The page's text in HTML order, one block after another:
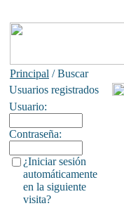
Principal / Buscar
Usuarios registrados
Usuario:
Contraseña:
¿Iniciar sesión
automáticamente
en la siguiente
visita?